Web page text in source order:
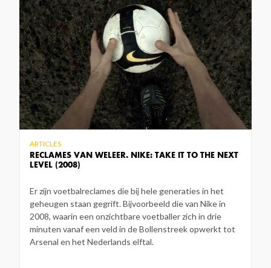
RECLAMES VAN WELEER. NIKE: TAKE IT TO THE NEXT
LEVEL (2008)
ARTICLES
Er zijn voetbalreclames die bij hele generaties in het
geheugen staan gegrift. Bijvoorbeeld die van Nike in
2008, waarin een onzichtbare voetballer zich in drie
minuten vanaf een veld in de Bollenstreek opwerkt tot
Arsenal en het Nederlands elftal.